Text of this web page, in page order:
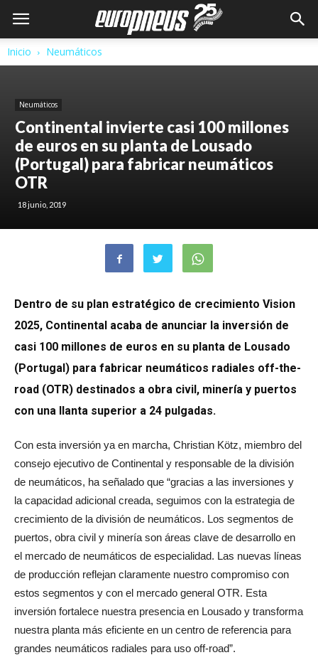
Inicio Neumáticos
Neumáticos
Continental invierte casi 100 millones
de euros en su planta de Lousado
(Portugal) para fabricar neumáticos
OTR
18 junio, 2019
Dentro de su plan estratégico de crecimiento Vision
2025, Continental acaba de anunciar la inversión de
casi 100 millones de euros en su planta de Lousado
(Portugal) para fabricar neumáticos radiales off-the-
road (OTR) destinados a obra civil, minería y puertos
con una llanta superior a 24 pulgadas.
Con esta inversión ya en marcha, Christian Kötz, miembro del
consejo ejecutivo de Continental y responsable de la división
de neumáticos, ha señalado que “gracias a las inversiones y
la capacidad adicional creada, seguimos con la estrategia de
crecimiento de la división de neumáticos. Los segmentos de
puertos, obra civil y minería son áreas clave de desarrollo en
el mercado de neumáticos de especialidad. Las nuevas líneas
de producción reflejan claramente nuestro compromiso con
estos segmentos y con el mercado general OTR. Esta
inversión fortalece nuestra presencia en Lousado y transforma
nuestra planta más eficiente en un centro de referencia para
grandes neumáticos radiales para uso off-road”.